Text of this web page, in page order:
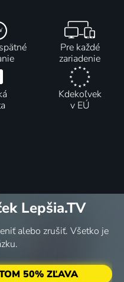
Pre každé
zariadenie
Kdekoľvek
v EÚ
Lepšia.TV
alebo zrušiť. Všetko je
50% ZĽAVA